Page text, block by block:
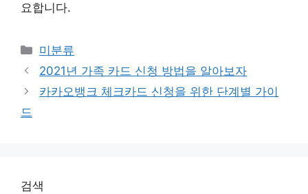
요합니다.
Categories
미분류
2021년 가족 카드 신청 방법을 알아보자
카카오뱅크 체크카드 신청을 위한 단계별 가이
드
검색